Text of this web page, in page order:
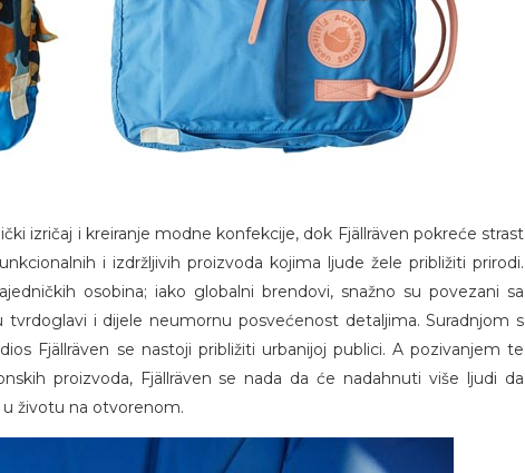
izričaj i kreiranje modne konfekcije, dok Fjällräven pokreće strast
i izdržljivih proizvoda kojima ljude žele približiti prirodi.
osobina; iako globalni brendovi, snažno su povezani sa
i dijele neumornu posvećenost detaljima. Suradnjom s
Fjällräven se nastoji približiti urbanijoj publici. A pozivanjem te
proizvoda, Fjällräven se nada da će nadahnuti više ljudi da
životu na otvorenom.